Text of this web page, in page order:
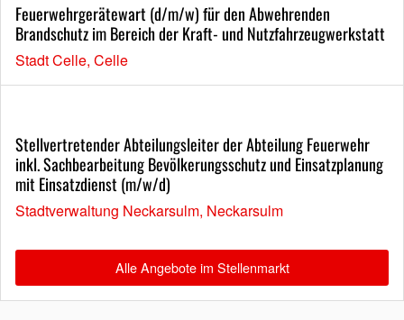
Feuerwehrgerätewart (d/m/w) für den Abwehrenden
Brandschutz im Bereich der Kraft- und Nutzfahrzeugwerkstatt
Stadt Celle, Celle
Stellvertretender Abteilungsleiter der Abteilung Feuerwehr
inkl. Sachbearbeitung Bevölkerungsschutz und Einsatzplanung
mit Einsatzdienst (m/w/d)
Stadtverwaltung Neckarsulm, Neckarsulm
Alle Angebote im Stellenmarkt